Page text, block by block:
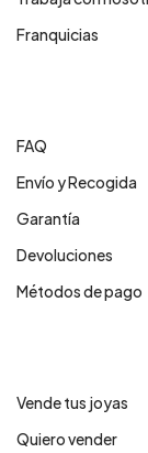
Franquicias
FAQ
Envío y Recogida
Garantía
Devoluciones
Métodos de pago
Vende tus joyas
Quiero vender